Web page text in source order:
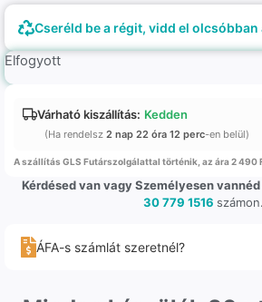
Cseréld be a régit, vidd el olcsóbban
Elfogyott
Várható kiszállítás: Kedden
(Ha rendelsz 2 nap 22 óra 12 perc-en belül)
A szállítás GLS Futárszolgálattal történik, az ára 2 490
Kérdésed van vagy Személyesen vannéd
30 779 1516 számon.
ÁFA-s számlát szeretnél?